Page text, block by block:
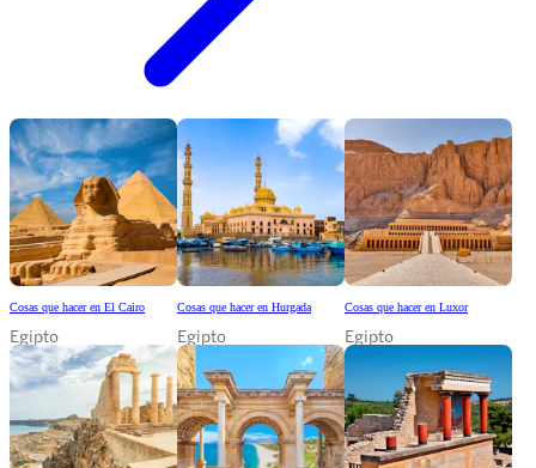
Cosas que hacer en El Cairo
Egipto
Cosas que hacer en Hurgada
Egipto
Cosas que hacer en Luxor
Egipto